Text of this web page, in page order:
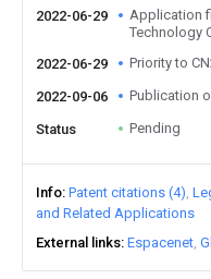
2022-06-29
Application
Technology
2022-06-29
Priority to
2022-09-06 Publication
Status Pending
Info Patent citations (4)
and Related Applications
External links Espacenet